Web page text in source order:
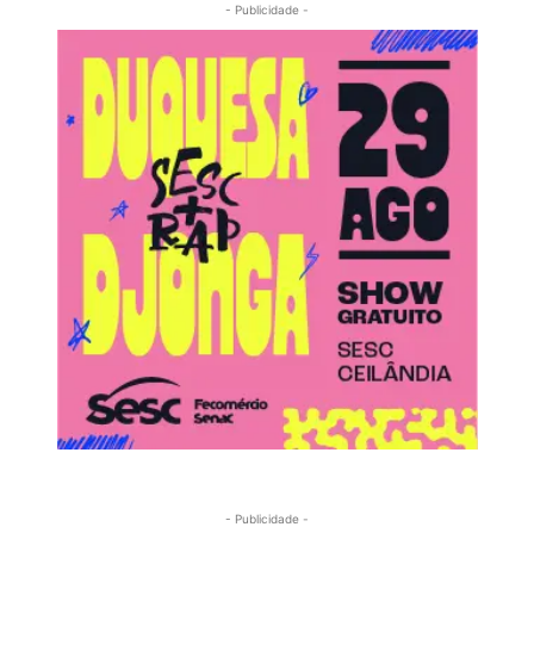
- Publicidade -
- Publicidade -